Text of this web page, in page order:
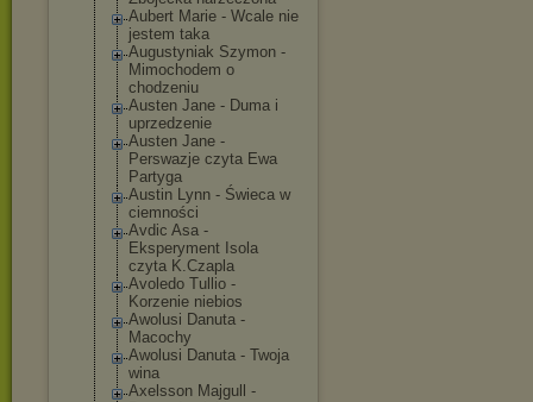
Aubert Marie - Wcale nie
jestem taka
Augustyniak Szymon -
Mimochodem o
chodzeniu
Austen Jane - Duma i
uprzedzenie
Austen Jane -
Perswazje czyta Ewa
Partyga
Austin Lynn - Świeca w
ciemności
Avdic Asa -
Eksperyment Isola
czyta K.Czapla
Avoledo Tullio -
Korzenie niebios
Awolusi Danuta -
Macochy
Awolusi Danuta - Twoja
wina
Axelsson Majgull -